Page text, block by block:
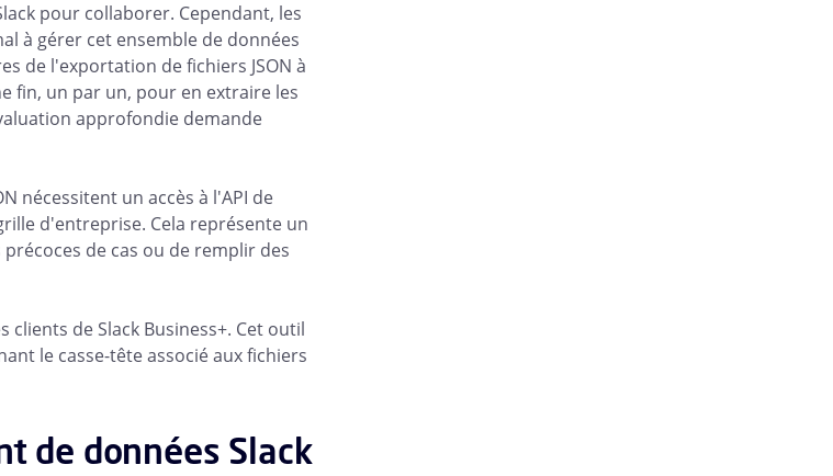
pour collaborer. Cependant, les
à gérer cet ensemble de données
de l'exportation de fichiers JSON à
fin, un par un, pour en extraire les
approfondie demande
nécessitent un accès à l'API de
d'entreprise. Cela représente un
de cas ou de remplir des
de Slack Business+. Cet outil
le casse-tête associé aux fichiers
de données Slack